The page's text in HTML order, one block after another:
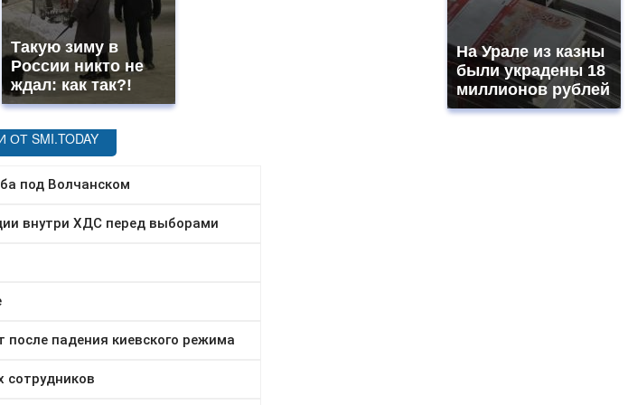
Такую зиму в
России никто не
ждал: как так?!
На Урале из казны
были украдены 18
миллионов рублей